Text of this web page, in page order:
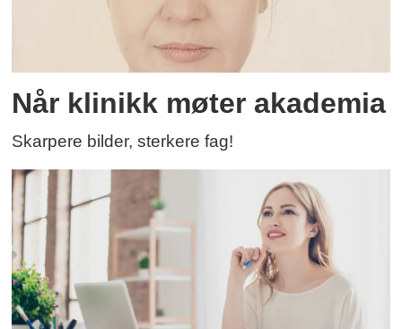
Når klinikk møter akademia
Skarpere bilder, sterkere fag!